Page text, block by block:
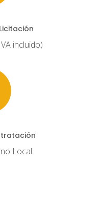
incluido)
Local.